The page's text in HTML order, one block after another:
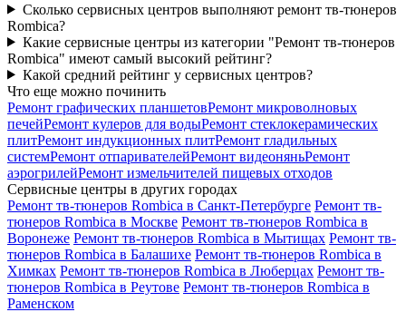
Сколько сервисных центров выполняют ремонт тв-тюнеров
Rombica?
Какие сервисные центры из категории "Ремонт тв-тюнеров
Rombica" имеют самый высокий рейтинг?
Какой средний рейтинг у сервисных центров?
Что еще можно починить
Ремонт графических планшетовРемонт микроволновых
печейРемонт кулеров для водыРемонт стеклокерамических
плитРемонт индукционных плитРемонт гладильных
системРемонт отпаривателейРемонт видеоняньРемонт
аэрогрилейРемонт измельчителей пищевых отходов
Сервисные центры в других городах
Ремонт тв-тюнеров Rombica в Санкт-Петербурге Ремонт тв-
тюнеров Rombica в Москве Ремонт тв-тюнеров Rombica в
Воронеже Ремонт тв-тюнеров Rombica в Мытищах Ремонт тв-
тюнеров Rombica в Балашихе Ремонт тв-тюнеров Rombica в
Химках Ремонт тв-тюнеров Rombica в Люберцах Ремонт тв-
тюнеров Rombica в Реутове Ремонт тв-тюнеров Rombica в
Раменском